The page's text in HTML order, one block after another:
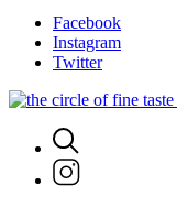
Facebook
Instagram
Twitter